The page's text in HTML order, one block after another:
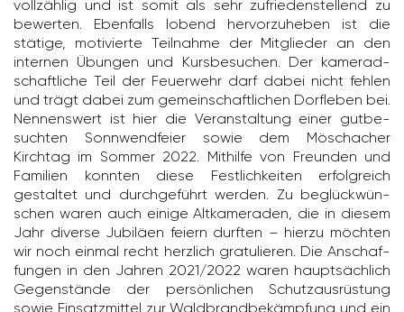
voll­zählig und ist somit als sehr zufrie­den­stel­lend zu
bewerten. Eben­falls lobend hervor­zu­heben ist die
stätige, moti­vierte Teil­nahme der Mitglieder an den
internen Übungen und Kurs­be­su­chen. Der kame­rad­
schaft­liche Teil der Feuer­wehr darf dabei nicht fehlen
und trägt dabei zum gemein­schaft­li­chen Dorf­leben bei.
Nennens­wert ist hier die Veran­stal­tung einer gutbe­
suchten Sonn­wend­feier sowie dem Möscha­cher
Kirchtag im Sommer 2022. Mithilfe von Freunden und
Fami­lien konnten diese Fest­lich­keiten erfolg­reich
gestaltet und durch­ge­führt werden. Zu beglück­wün­
schen waren auch einige Altka­me­raden, die in diesem
Jahr diverse Jubi­läen feiern durften – hierzu möchten
wir noch einmal recht herz­lich gratu­lieren. Die Anschaf­
fungen in den Jahren 2021/​2022 waren haupt­säch­lich
Gegen­stände der persön­li­chen Schutz­aus­rüs­tung
sowie Einsatz­mittel zur Wald­brand­be­kämp­fung und ein